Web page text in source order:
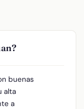
buenas
alta
a